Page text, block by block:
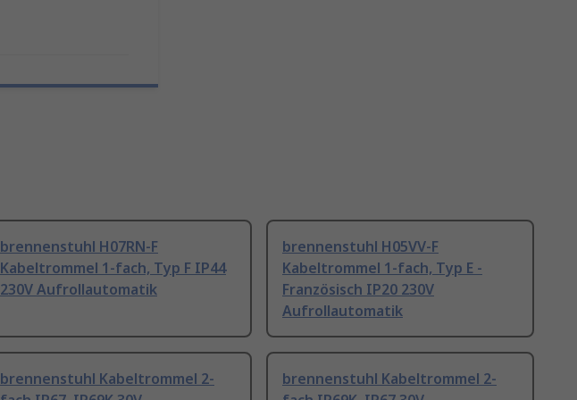
brennenstuhl H07RN-F
Kabeltrommel 1-fach, Typ F IP44
230V Aufrollautomatik
brennenstuhl H05VV-F
Kabeltrommel 1-fach, Typ E -
Französisch IP20 230V
Aufrollautomatik
brennenstuhl Kabeltrommel 2-
brennenstuhl Kabeltrommel 2-